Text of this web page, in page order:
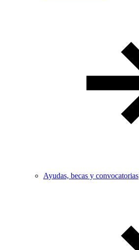
Ayudas, becas y convocatorias